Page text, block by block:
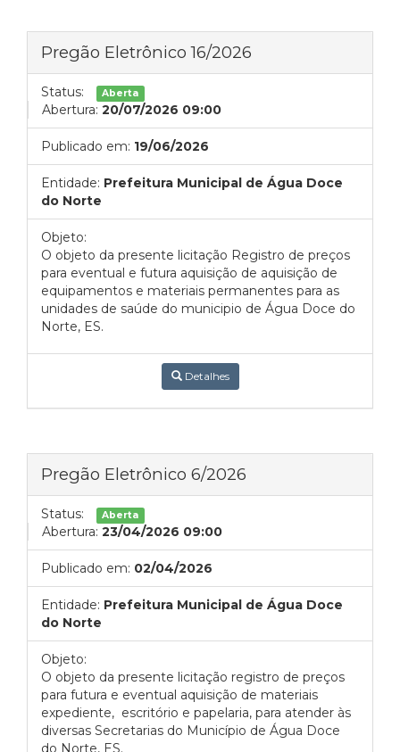
Pregão Eletrônico 16/2026
Status: Aberta
Abertura: 20/07/2026 09:00
Publicado em: 19/06/2026
Entidade: Prefeitura Municipal de Água Doce
do Norte
Objeto:
O objeto da presente licitação Registro de preços
para eventual e futura aquisição de aquisição de
equipamentos e materiais permanentes para as
unidades de saúde do municipio de Água Doce do
Norte, ES.
Detalhes
Pregão Eletrônico 6/2026
Status: Aberta
Abertura: 23/04/2026 09:00
Publicado em: 02/04/2026
Entidade: Prefeitura Municipal de Água Doce
do Norte
Objeto:
O objeto da presente licitação registro de preços
para futura e eventual aquisição de materiais
expediente, escritório e papelaria, para atender às
diversas Secretarias do Município de Água Doce
do Norte, ES.